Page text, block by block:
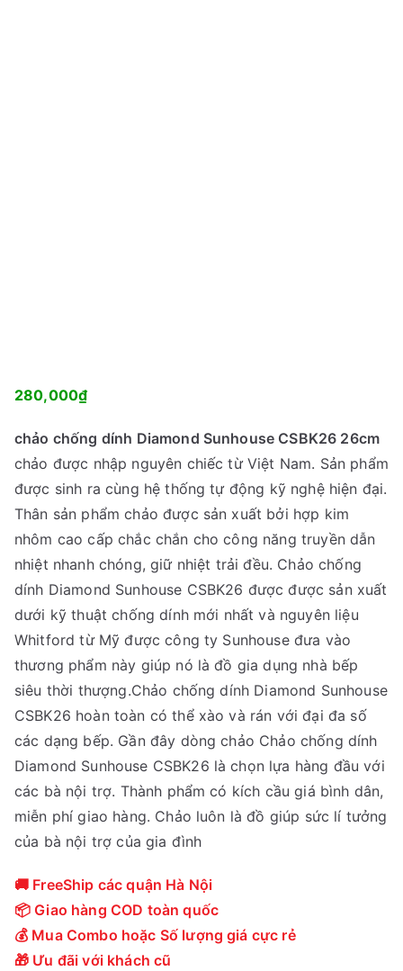
280,000₫
chảo chống dính Diamond Sunhouse CSBK26 26cm
chảo được nhập nguyên chiếc từ Việt Nam. Sản phẩm
được sinh ra cùng hệ thống tự động kỹ nghệ hiện đại.
Thân sản phẩm chảo được sản xuất bởi hợp kim
nhôm cao cấp chắc chắn cho công năng truyền dẫn
nhiệt nhanh chóng, giữ nhiệt trải đều. Chảo chống
dính Diamond Sunhouse CSBK26 được được sản xuất
dưới kỹ thuật chống dính mới nhất và nguyên liệu
Whitford từ Mỹ được công ty Sunhouse đưa vào
thương phẩm này giúp nó là đồ gia dụng nhà bếp
siêu thời thượng.Chảo chống dính Diamond Sunhouse
CSBK26 hoàn toàn có thể xào và rán với đại đa số
các dạng bếp. Gần đây dòng chảo Chảo chống dính
Diamond Sunhouse CSBK26 là chọn lựa hàng đầu với
các bà nội trợ. Thành phẩm có kích cầu giá bình dân,
miễn phí giao hàng. Chảo luôn là đồ giúp sức lí tưởng
của bà nội trợ của gia đình
🚚 FreeShip các quận Hà Nội
📦 Giao hàng COD toàn quốc
💰 Mua Combo hoặc Số lượng giá cực rẻ
🎁 Ưu đãi với khách cũ